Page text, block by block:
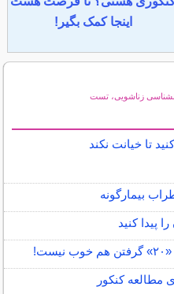
اینجا کمک بگیر!
زناشویی، تست
تا خیانت نکند
پیدا کنید
مطالعه کنکور